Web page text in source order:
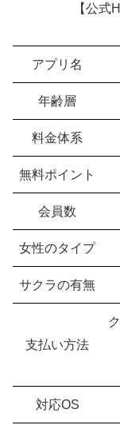
【公式
アプリ名
年齢層
料金体系
無料ポイント
会員数
女性のタイプ
サクラの有無
支払い方法
対応OS